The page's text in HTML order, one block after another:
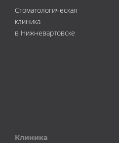
Стоматологическая
клиника
в Нижневартовске
Клиника